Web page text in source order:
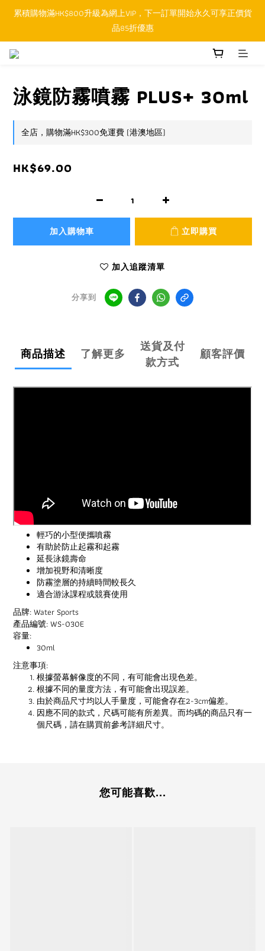
順豐香港SFHK APP取件通知功能將取代SMS短訊
累積購物滿HK$800升級為網上VIP，下一訂單開始永久可享正價貨
品85折優惠
順豐香港SFHK APP取件通知功能將取代SMS短訊
泳鏡防霧噴霧 PLUS+ 30ml
全店，購物滿HK$300免運費 (港澳地區)
HK$69.00
加入購物車 立即購買
加入追蹤清單
分享到
商品描述 了解更多
送貨及付
款方式
顧客評價
輕巧的小型便攜噴霧
有助於防止起霧和起霧
延長泳鏡壽命
增加視野和清晰度
防霧塗層的持續時間較長久
適合游泳課程或競賽使用
品牌: Water Sports
產品編號: WS-030E
容量:
30ml
注意事項:
根據螢幕解像度的不同，有可能會出現色差。
根據不同的量度方法，有可能會出現誤差。
由於商品尺寸均以人手量度，可能會存在2-3cm偏差。
因應不同的款式，尺碼可能有所差異。而均碼的商品只有一
個尺碼，請在購買前參考詳細尺寸。
您可能喜歡...